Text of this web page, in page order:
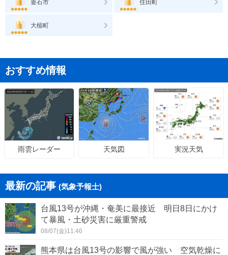
釜石市 住田町
大槌町
おすすめ情報
雨雲レーダー 天気図 実況天気
最新の記事 (気象予報士)
台風13号が沖縄・奄美に最接近 明日8日にかけ
て暴風・土砂災害に厳重警戒
08/07(金)11:46
熊本県は台風13号の影響で風が強い 空気乾燥に